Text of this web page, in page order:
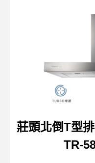
莊頭北倒T型
TR-